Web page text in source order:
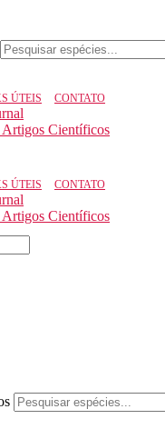
Científicos
ÚTEIS CONTATO
Científicos
ÚTEIS CONTATO